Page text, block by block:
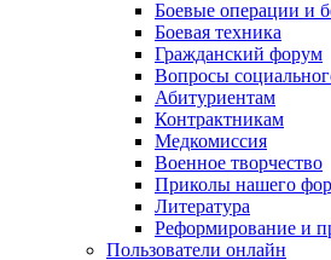
Боевые операции и
Боевая техника
Гражданский форум
Вопросы
Абитуриентам
Контрактникам
Медкомиссия
Военное творчество
Приколы нашего
Литература
Реформирование и
Пользователи онлайн